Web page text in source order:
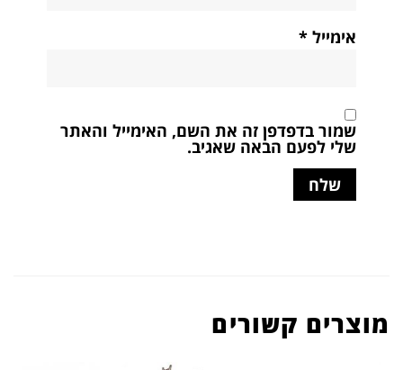
אימייל *
שמור בדפדפן זה את השם, האימייל והאתר
שלי לפעם הבאה שאגיב.
מוצרים קשורים